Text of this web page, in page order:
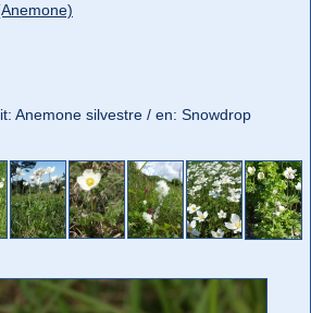
Anemone silvestre / en: Snowdrop